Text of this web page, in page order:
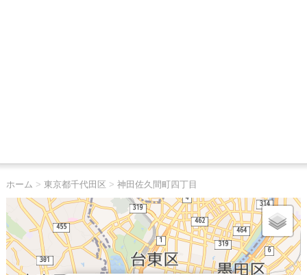
ホーム > 東京都千代田区 > 神田佐久間町四丁目